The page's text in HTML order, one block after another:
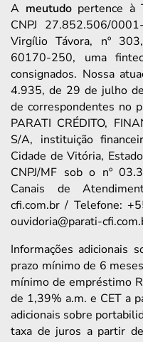
A meutudopertence à
CNPJ 27.852.506/
Virgílio Távora, nº
60170-250, uma
consignados. Nossa
4.935, de 29 de julho
de correspondentes no
PARATI CRÉDITO,
S/A, instituição
Cidade de Vitória,
CNPJ/MF sob o nº
Canais de
cfi.com.br / Telefone:
ouvidoria@parati-
Informações adicionais
prazo mínimo de 6
mínimo de empréstimo
de 1,39% a.m. e CET a
adicionais sobre
taxa de juros a partir